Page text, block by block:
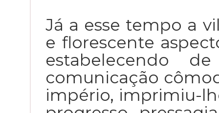
Já a esse tempo a
e florescente
estabelecendo
comunicação
império, imprimiu-